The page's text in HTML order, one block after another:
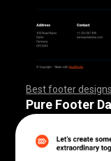
Best footer
,,,,,,,,,,,,,,,,,,,,
,,,,,,,,,,,,,,,,,,,,
,,,,,,,,
Pure Footer